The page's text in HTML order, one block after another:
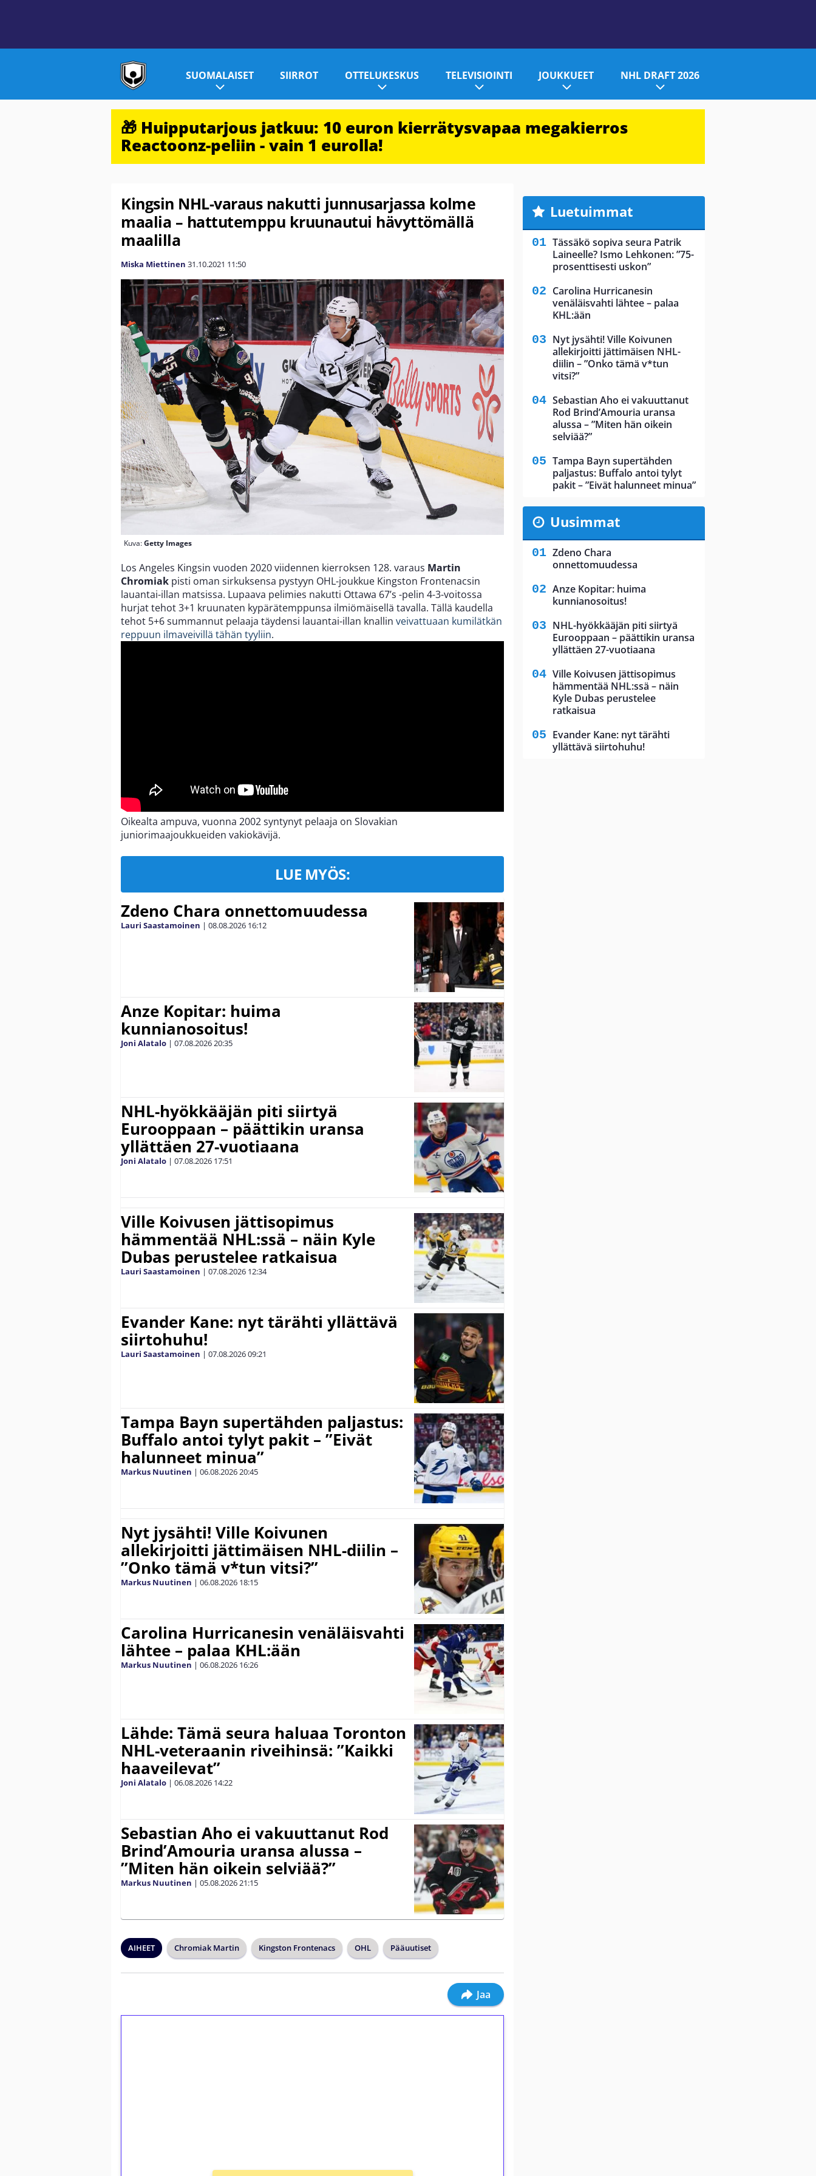
SUOMALAISET SIIRROT OTTELUKESKUS TELEVISIOINTI JOUKKUEET NHL DRAFT 2026
🎁 Huipputarjous jatkuu: 10 euron kierrätysvapaa megakierros
Reactoonz-peliin - vain 1 eurolla!
Kingsin NHL-varaus nakutti junnusarjassa kolme
maalia – hattutemppu kruunautui hävyttömällä
maalilla
Miska Miettinen 31.10.2021 11:50
Kuva:Getty Images
Los Angeles Kingsin vuoden 2020 viidennen kierroksen 128. varaus Martin
Chromiak pisti oman sirkuksensa pystyyn OHL-joukkue Kingston Frontenacsin
lauantai-illan matsissa. Lupaava pelimies nakutti Ottawa 67’s -pelin 4-3-voitossa
hurjat tehot 3+1 kruunaten kypärätemppunsa ilmiömäisellä tavalla. Tällä kaudella
tehot 5+6 summannut pelaaja täydensi lauantai-illan knallin veivattuaan kumilätkän
reppuun ilmaveivillä tähän tyyliin.
Oikealta ampuva, vuonna 2002 syntynyt pelaaja on Slovakian
juniorimaajoukkueiden vakiokävijä.
LUE MYÖS:
Zdeno Chara onnettomuudessa
Lauri Saastamoinen | 08.08.2026 16:12
Anze Kopitar: huima
kunnianosoitus!
Joni Alatalo | 07.08.202620:35
NHL-hyökkääjän piti siirtyä
Eurooppaan – päättikin uransa
yllättäen 27-vuotiaana
Joni Alatalo | 07.08.2026 17:51
Ville Koivusen jättisopimus
hämmentää NHL:ssä – näin Kyle
Dubas perustelee ratkaisua
Lauri Saastamoinen | 07.08.2026 12:34
Evander Kane: nyt tärähti yllättävä
siirtohuhu!
Lauri Saastamoinen | 07.08.202609:21
Tampa Bayn supertähden paljastus:
Buffalo antoi tylyt pakit – ”Eivät
halunneet minua”
Markus Nuutinen | 06.08.202620:45
Nyt jysähti! Ville Koivunen
allekirjoitti jättimäisen NHL-diilin –
”Onko tämä v*tun vitsi?”
Markus Nuutinen | 06.08.2026 18:15
Carolina Hurricanesin venäläisvahti
lähtee – palaa KHL:ään
Markus Nuutinen | 06.08.2026 16:26
Lähde: Tämä seura haluaa Toronton
NHL-veteraanin riveihinsä: ”Kaikki
haaveilevat”
Joni Alatalo | 06.08.2026 14:22
Sebastian Aho ei vakuuttanut Rod
Brind’Amouria uransa alussa –
”Miten hän oikein selviää?”
Markus Nuutinen | 05.08.202621:15
AIHEET Chromiak Martin Kingston Frontenacs OHL Pääuutiset
Jaa
Luetuimmat
Tässäkö sopiva seura Patrik
Laineelle? Ismo Lehkonen: ”75-
prosenttisesti uskon”
Carolina Hurricanesin
venäläisvahti lähtee – palaa
KHL:ään
Nyt jysähti! Ville Koivunen
allekirjoitti jättimäisen NHL-
diilin – ”Onko tämä v*tun
vitsi?”
Sebastian Aho ei vakuuttanut
Rod Brind’Amouria uransa
alussa – ”Miten hän oikein
selviää?”
Tampa Bayn supertähden
paljastus: Buffalo antoi tylyt
pakit – ”Eivät halunneet minua”
Uusimmat
Zdeno Chara
onnettomuudessa
Anze Kopitar: huima
kunnianosoitus!
NHL-hyökkääjän piti siirtyä
Eurooppaan – päättikin uransa
yllättäen 27-vuotiaana
Ville Koivusen jättisopimus
hämmentää NHL:ssä – näin
Kyle Dubas perustelee
ratkaisua
Evander Kane: nyt tärähti
yllättävä siirtohuhu!